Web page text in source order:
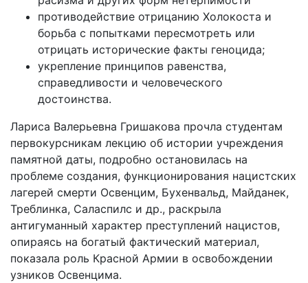
противодействие отрицанию Холокоста и
борьба с попытками пересмотреть или
отрицать исторические факты геноцида;
укрепление принципов равенства,
справедливости и человеческого
достоинства.
Лариса Валерьевна Гришакова прочла студентам
первокурсникам лекцию об истории учреждения
памятной даты, подробно остановилась на
проблеме создания, функционирования нацистских
лагерей смерти Освенцим, Бухенвальд, Майданек,
Треблинка, Саласпилс и др., раскрыла
антигуманный характер преступлений нацистов,
опираясь на богатый фактический материал,
показала роль Красной Армии в освобождении
узников Освенцима.